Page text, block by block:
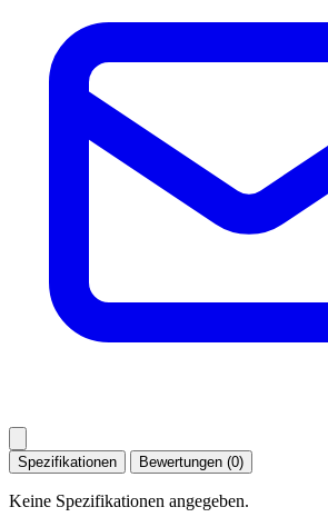
Spezifikationen Bewertungen (0)
Keine Spezifikationen angegeben.